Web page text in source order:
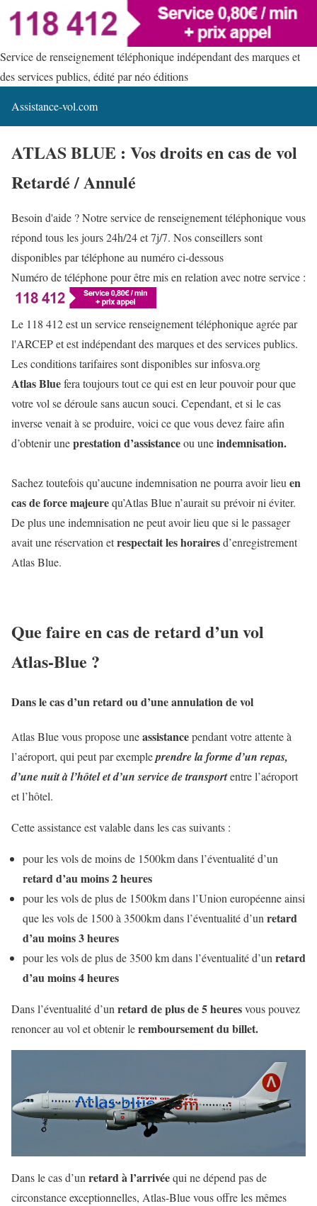
Service de renseignement téléphonique indépendant des marques et
des services publics, édité par néo éditions
Assistance-vol.com
ATLAS BLUE : Vos droits en cas de vol
Retardé / Annulé
Besoin d'aide ? Notre service de renseignement téléphonique vous
répond tous les jours 24h/24 et 7j/7. Nos conseillers sont
disponibles par téléphone au numéro ci-dessous
Numéro de téléphone pour être mis en relation avec notre service :
Le 118 412 est un service renseignement téléphonique agrée par
l'ARCEP et est indépendant des marques et des services publics.
Les conditions tarifaires sont disponibles sur infosva.org
Atlas Bluefera toujours tout ce qui est en leur pouvoir pour que
votre vol se déroule sans aucun souci. Cependant, et si le cas
inverse venait à se produire, voici ce que vous devez faire afin
d’obtenir uneprestation d’assistanceou uneindemnisation.
Sachez toutefois qu’aucune indemnisation ne pourra avoir lieu en
cas de force majeurequ’Atlas Blue n’aurait su prévoir ni éviter.
De plus une indemnisation ne peut avoir lieu que si le passager
avait une réservation etrespectait les horairesd’enregistrement
Atlas Blue.
Que faire en cas de retard d’un vol
Atlas-Blue ?
Dans le cas d’un retard ou d’une annulation de vol
Atlas Blue vous propose uneassistancependant votre attente à
l’aéroport, qui peut par exempleprendre la forme d’un repas,
d’une nuit à l’hôtel et d’un service de transportentre l’aéroport
et l’hôtel.
Cette assistance est valable dans les cas suivants :
pour les vols de moins de 1500km dans l’éventualité d’un
retard d’au moins 2 heures
pour les vols de plus de 1500km dans l’Union européenne ainsi
que les vols de 1500 à 3500km dans l’éventualité d’un retard
d’au moins 3 heures
pour les vols de plus de 3500 km dans l’éventualité d’un retard
d’au moins 4 heures
Dans l’éventualité d’un retard de plus de 5 heuresvous pouvez
renoncer au vol et obtenir leremboursement du billet.
Dans le cas d’unretard à l’arrivéequi ne dépend pas de
circonstance exceptionnelles, Atlas-Blue vous offre les mêmes